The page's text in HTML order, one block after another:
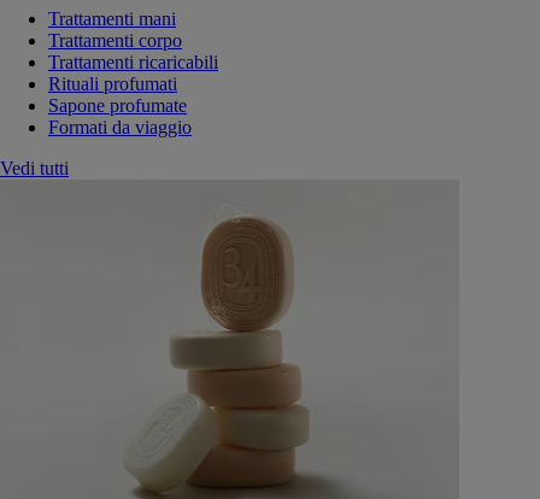
Trattamenti mani
Trattamenti corpo
Trattamenti ricaricabili
Rituali profumati
Sapone profumate
Formati da viaggio
Vedi tutti